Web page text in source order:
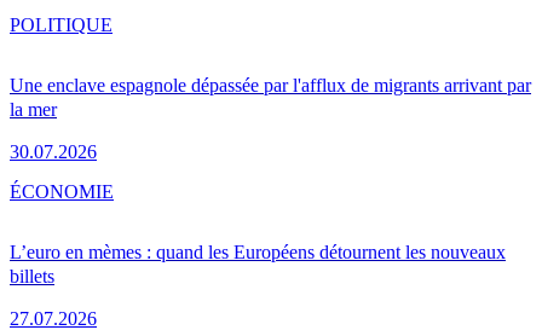
Une enclave espagnole dépassée par l'afflux de migrants arrivant par
la mer
30.07.2026
POLITIQUE
L’euro en mèmes : quand les Européens détournent les nouveaux
billets
27.07.2026
ÉCONOMIE